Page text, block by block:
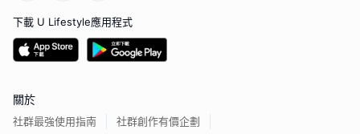
下載 U Lifestyle應用程式
關於
社群最強使用指南 社群創作有價企劃